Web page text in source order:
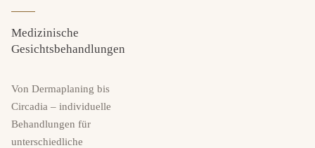
Medizinische
Gesichtsbehandlungen
Von Dermaplaning bis
Circadia – individuelle
Behandlungen für
unterschiedliche